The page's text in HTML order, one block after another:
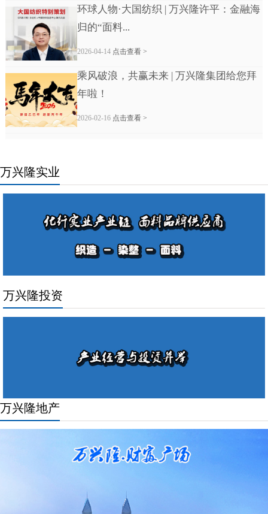
环球人物·大国纺织 | 万兴隆许平：金融海
归的“面料...
2026-04-14 点击查看 >
乘风破浪，共赢未来 | 万兴隆集团给您拜
年啦！
2026-02-16 点击查看 >
万兴隆实业
万兴隆投资
万兴隆地产